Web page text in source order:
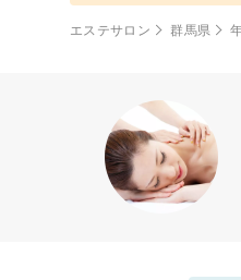
エステサロン 群馬県